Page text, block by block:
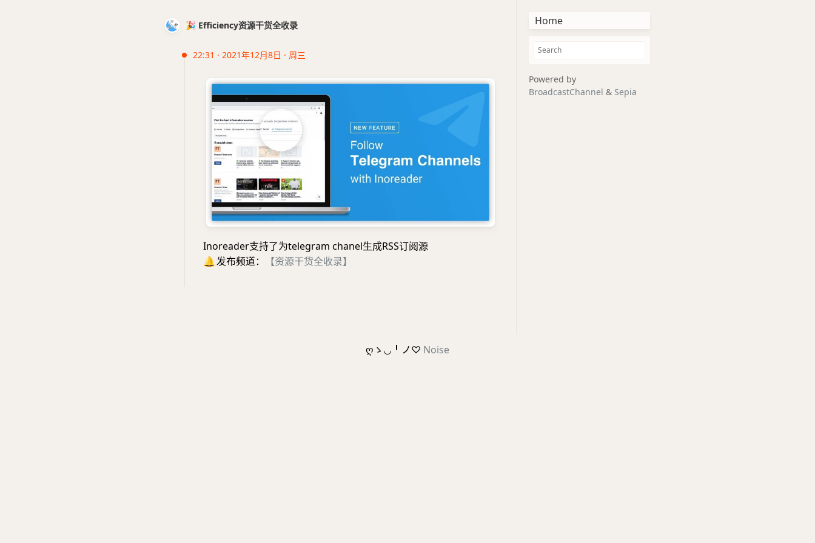
🎉 Efficiency资源干货全收录
22:31 · 2021年12月8日 · 周三
Inoreader支持了为telegram chanel生成RSS订阅源
🔔发布频道： 【资源干货全收录】
Home
Powered by
BroadcastChannel & Sepia
ღゝ◡╹ノ♡ Noise